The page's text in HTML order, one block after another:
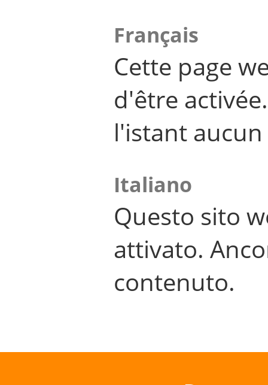
Français
Cette page
d'être
l'istant
Italiano
Questo sito
attivato.
contenuto.